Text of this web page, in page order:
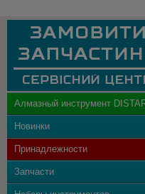
Алмазный инструмент
Новинки
Принадлежности
Запчасти